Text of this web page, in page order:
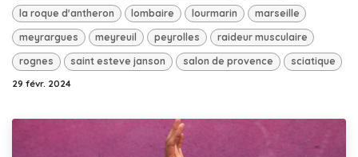
la roque d'antheron lombaire lourmarin marseille
meyrargues meyreuil peyrolles raideur musculaire
rognes saint esteve janson salon de provence sciatique
29 févr. 2024